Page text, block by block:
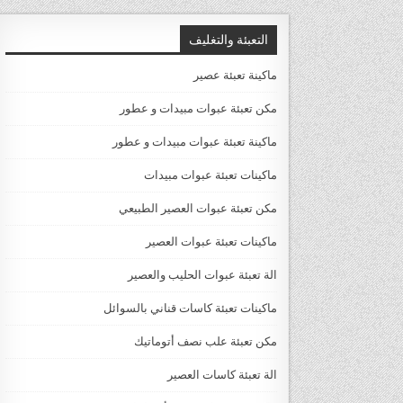
التعبئة والتغليف
ماكينة تعبئة عصير
مكن تعبئة عبوات مبيدات و عطور
ماكينة تعبئة عبوات مبيدات و عطور
ماكينات تعبئة عبوات مبيدات
مكن تعبئة عبوات العصير الطبيعي
ماكينات تعبئة عبوات العصير
الة تعبئة عبوات الحليب والعصير
ماكينات تعبئة كاسات قناني بالسوائل
مكن تعبئة علب نصف أتوماتيك
الة تعبئة كاسات العصير